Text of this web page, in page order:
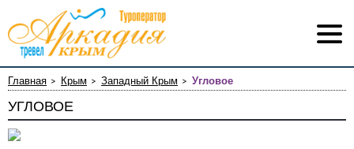
Главная Крым Западный Крым Угловое
УГЛОВОЕ